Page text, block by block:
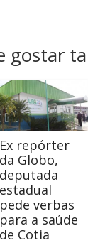
gostar
Ex repórter
da Globo,
deputada
estadual
pede verbas
para a saúde
de Cotia